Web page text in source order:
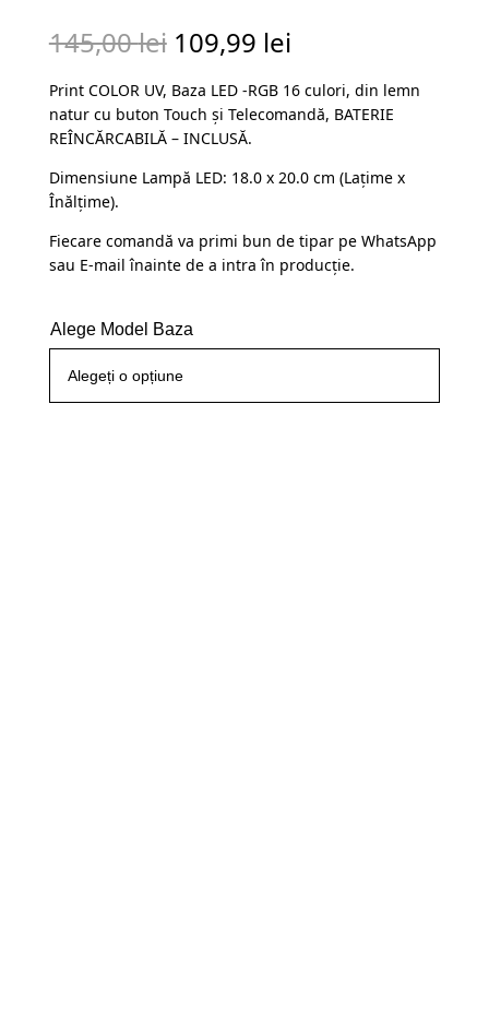
pe baza a
evaluări
clienți
145,00lei Prețul
a
fost:
109,99 leiPrețul
este:
109,99 lei.
Print COLOR UV, Baza LED -RGB 16 culori, din lemn
natur cu buton Touch și Telecomandă, BATERIE
REÎNCĂRCABILĂ – INCLUSĂ.
Dimensiune Lampă LED: 18.0 x 20.0 cm (Lațime x
Înălțime).
Fiecare comandă va primi bun de tipar pe WhatsApp
sau E-mail înainte de a intra în producție.
Alege Model Baza